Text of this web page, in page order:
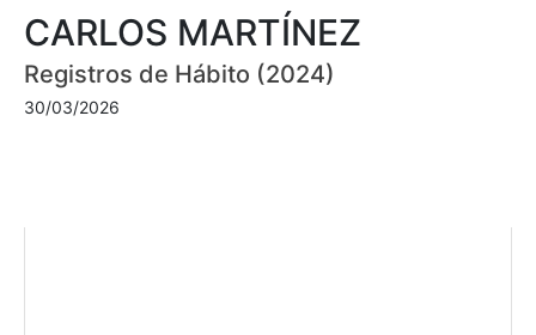
CARLOS MARTÍNEZ
Registros de Hábito (2024)
30/03/2026